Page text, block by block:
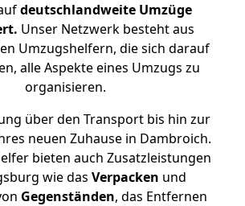
deutschlandweite Umzüge
Unser Netzwerk besteht aus
Umzugshelfern, die sich darauf
alle Aspekte eines Umzugs zu
organisieren.
über den Transport bis hin zur
neuen Zuhause in Dambroich.
bieten auch Zusatzleistungen
wie das Verpacken und
Gegenständen, das Entfernen